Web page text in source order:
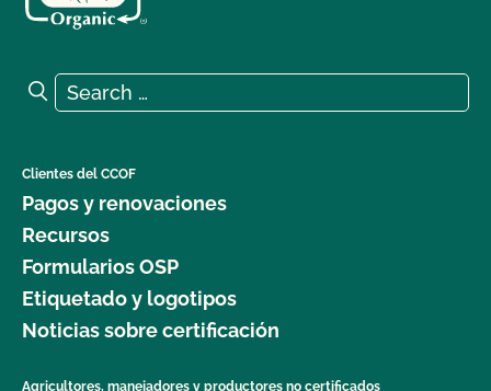
Search for:
Search
Clientes del CCOF
Pagos y renovaciones
Recursos
Formularios OSP
Etiquetado y logotipos
Noticias sobre certificación
Agricultores, manejadores y productores no certificados